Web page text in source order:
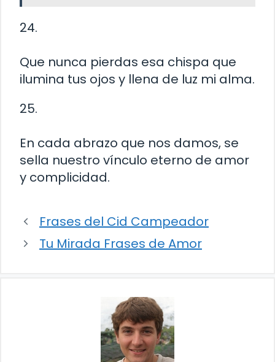
24.
Que nunca pierdas esa chispa que
ilumina tus ojos y llena de luz mi alma.
25.
En cada abrazo que nos damos, se
sella nuestro vínculo eterno de amor
y complicidad.
Frases del Cid Campeador
Tu Mirada Frases de Amor